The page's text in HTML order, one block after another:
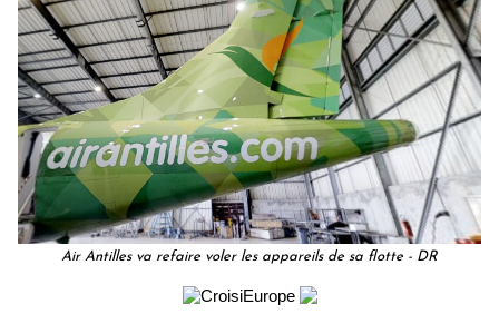
Air Antilles va refaire voler les appareils de sa flotte - DR